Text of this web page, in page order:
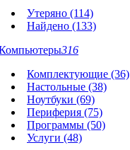
Утеряно (114)
Найдено (133)
316
Комплектующие (36)
Настольные (38)
Ноутбуки (69)
Периферия (75)
Программы (50)
Услуги (48)